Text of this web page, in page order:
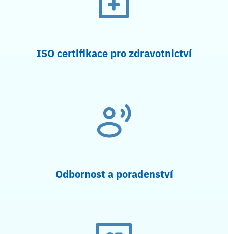
ISO certifikace pro zdravotnictví
Odbornost a poradenství